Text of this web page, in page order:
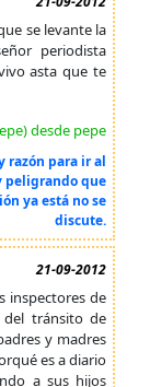
se levante la
periodista
asta que te
desde pepe
razón para ir al
peligrando que
ya está no se
discute.
21-09-2012
inspectores de
tránsito de
y madres
es a diario
a sus hijos